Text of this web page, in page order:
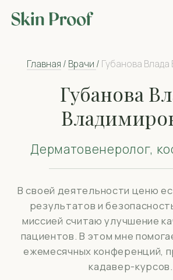
Губанова Влада
Владимировна
Дерматовенеролог, косметолог
результатов и безопасность методик, а
миссией считаю улучшение качества жизни
пациентов. В этом мне помогает посещение
кадавер-курсов.
Клиника:Re.form